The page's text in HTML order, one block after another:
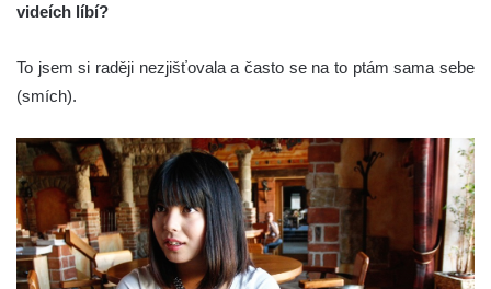
videích líbí?
To jsem si raději nezjišťovala a často se na to ptám sama sebe
(smích).